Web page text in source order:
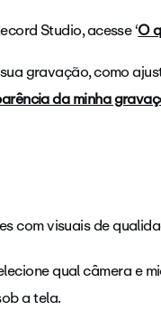
Studio, acesse ‘O
gravação, como
da minha
com visuais de
qual câmera e
a tela.